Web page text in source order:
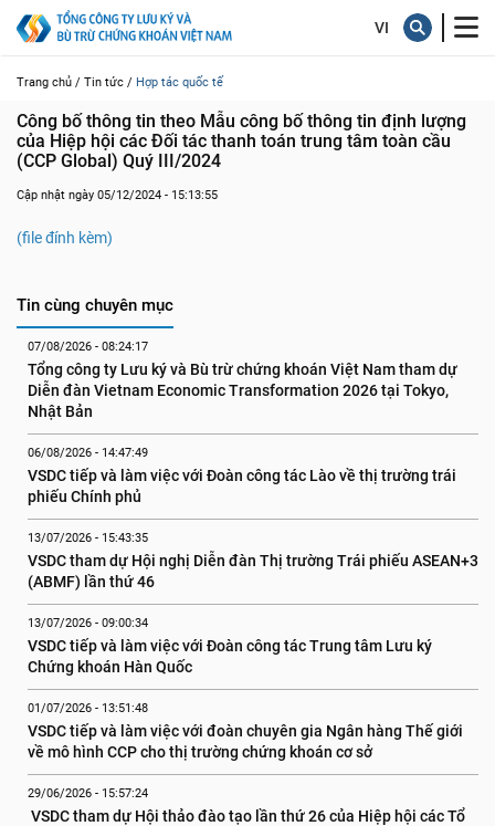
Trang chủ / Tin tức / Hợp tác quốc tế
Công bố thông tin theo Mẫu công bố thông tin định lượng
của Hiệp hội các Đối tác thanh toán trung tâm toàn cầu
(CCP Global) Quý III/2024
Cập nhật ngày 05/12/2024 - 15:13:55
(file đính kèm)
Tin cùng chuyên mục
07/08/2026 - 08:24:17
Tổng công ty Lưu ký và Bù trừ chứng khoán Việt Nam tham dự
Diễn đàn Vietnam Economic Transformation 2026 tại Tokyo,
Nhật Bản
06/08/2026 - 14:47:49
VSDC tiếp và làm việc với Đoàn công tác Lào về thị trường trái
phiếu Chính phủ
13/07/2026 - 15:43:35
VSDC tham dự Hội nghị Diễn đàn Thị trường Trái phiếu ASEAN+3
(ABMF) lần thứ 46
13/07/2026 - 09:00:34
VSDC tiếp và làm việc với Đoàn công tác Trung tâm Lưu ký
Chứng khoán Hàn Quốc
01/07/2026 - 13:51:48
VSDC tiếp và làm việc với đoàn chuyên gia Ngân hàng Thế giới
về mô hình CCP cho thị trường chứng khoán cơ sở
29/06/2026 - 15:57:24
VSDC tham dự Hội thảo đào tạo lần thứ 26 của Hiệp hội các Tổ